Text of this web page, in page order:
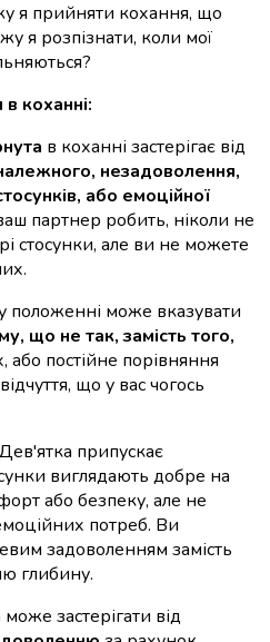
я прийняти кохання, що
я розпізнати, коли мої
коханні:
в коханні застерігає від
незадоволення,
або емоційної
партнер робить, ніколи не
стосунки, але ви не можете
положенні може вказувати
що не так, замість того,
або постійне порівняння
що у вас чогось
припускає
виглядають добре на
або безпеку, але не
потреб. Ви
задоволенням замість
глибину.
застерігати від